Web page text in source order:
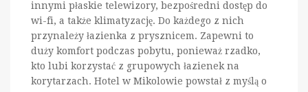
innymi płaskie telewizory, bezpośredni dostęp do
wi-fi, a także klimatyzację. Do każdego z nich
przynależy łazienka z prysznicem. Zapewni to
duży komfort podczas pobytu, ponieważ rzadko,
kto lubi korzystać z grupowych łazienek na
korytarzach. Hotel w Mikolowie powstał z myślą o